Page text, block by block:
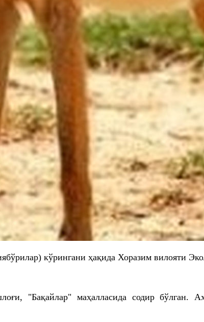
кўрингани ҳақида Хоразим вилояти
"Бақайлар" маҳалласида содир бўлган.